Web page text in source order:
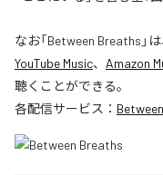
なお「Between Breaths 」は
YouTube Music、 Amazon
聴くことができる。
各配信サービス：